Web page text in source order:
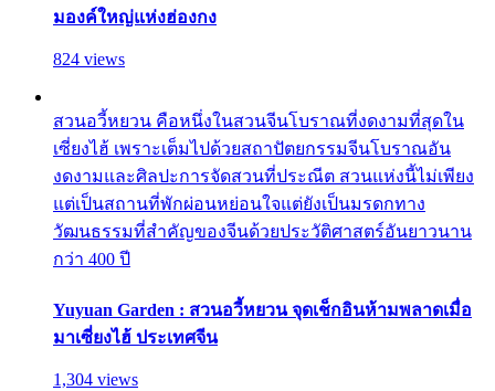
มองค์ใหญ่แห่งฮ่องกง
824 views
สวนอวี้หยวน คือหนึ่งในสวนจีนโบราณที่งดงามที่สุดใน
เซี่ยงไฮ้ เพราะเต็มไปด้วยสถาปัตยกรรมจีนโบราณอัน
งดงามและศิลปะการจัดสวนที่ประณีต สวนแห่งนี้ไม่เพียง
แต่เป็นสถานที่พักผ่อนหย่อนใจแต่ยังเป็นมรดกทาง
วัฒนธรรมที่สำคัญของจีนด้วยประวัติศาสตร์อันยาวนาน
กว่า 400 ปี
Yuyuan Garden : สวนอวี้หยวน จุดเช็กอินห้ามพลาดเมื่อ
มาเซี่ยงไฮ้ ประเทศจีน
1,304 views